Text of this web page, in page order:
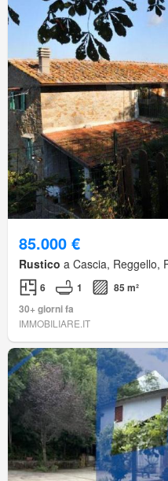
85.000 €
Rustico a Cascia, Reggello,
6 1
85 m²
30+ giorni fa
IMMOBILIARE.IT